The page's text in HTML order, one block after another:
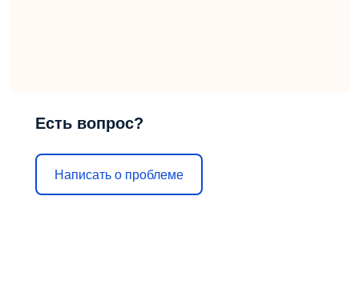
Есть вопрос?
Написать о проблеме